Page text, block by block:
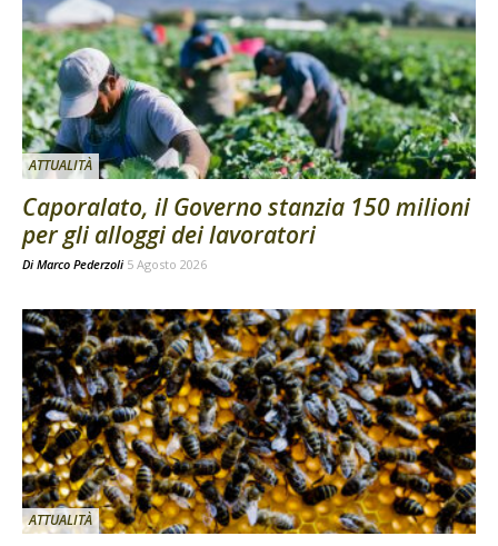
ATTUALITÀ
Caporalato, il Governo stanzia 150 milioni
per gli alloggi dei lavoratori
Di Marco Pederzoli 5 Agosto 2026
ATTUALITÀ